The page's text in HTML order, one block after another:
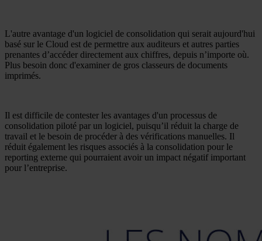
L'autre avantage d'un logiciel de consolidation qui serait aujourd'hui
basé sur le Cloud est de permettre aux auditeurs et autres parties
prenantes d’accéder directement aux chiffres, depuis n’importe où.
Plus besoin donc d'examiner de gros classeurs de documents
imprimés.
Il est difficile de contester les avantages d'un processus de
consolidation piloté par un logiciel, puisqu’il réduit la charge de
travail et le besoin de procéder à des vérifications manuelles. Il
réduit également les risques associés à la consolidation pour le
reporting externe qui pourraient avoir un impact négatif important
pour l’entreprise.